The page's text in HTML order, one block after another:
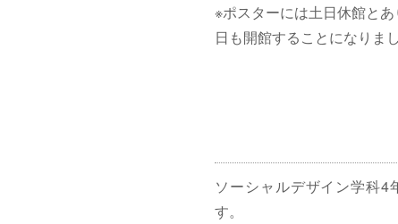
※ポスターには土日休館と
日も開館することになりま
ソーシャルデザイン学科4
す。